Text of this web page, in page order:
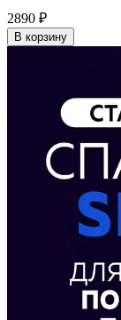
2890 ₽
В корзину